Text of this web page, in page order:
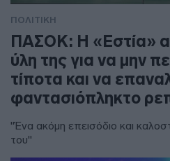
ΠΟΛΙΤΙΚΗ
ΠΑΣΟΚ: Η «Εστία»
ύλη της για να μην
τίποτα και να
φαντασιόπληκτο
"Ένα ακόμη επεισόδιο και
του"